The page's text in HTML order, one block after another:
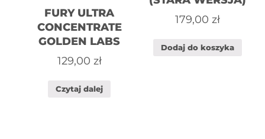
FURY ULTRA
CONCENTRATE
GOLDEN LABS
129,00 zł
Czytaj dalej
179,00 zł
Dodaj do koszyka